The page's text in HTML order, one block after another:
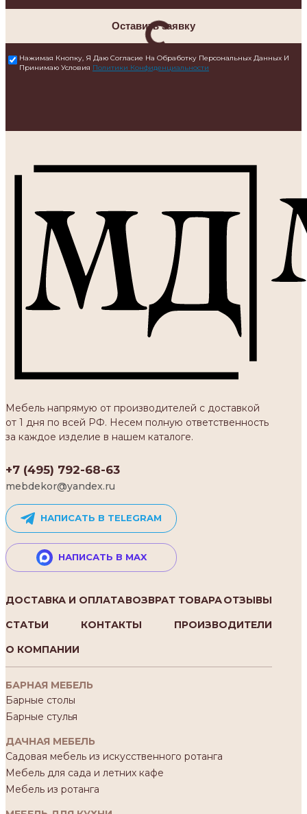
Оставить заявку
Нажимая Кнопку, Я Даю Согласие На Обработку Персональных Данных И
Принимаю Условия Политики Конфиденциальности
Мебель напрямую от производителей с доставкой
от 1 дня по всей РФ. Несем полную ответственность
за каждое изделие в нашем каталоге.
+7 (495) 792-68-63
mebdekor@yandex.ru
НАПИСАТЬ В TELEGRAM
НАПИСАТЬ В MAX
ДОСТАВКА И ОПЛАТАВОЗВРАТ ТОВАРАОТЗЫВЫ
СТАТЬИ
КОНТАКТЫ
ПРОИЗВОДИТЕЛИ
О КОМПАНИИ
БАРНАЯ МЕБЕЛЬ
Барные столы
Барные стулья
ДАЧНАЯ МЕБЕЛЬ
Садовая мебель из искусственного ротанга
Мебель для сада и летних кафе
Мебель из ротанга